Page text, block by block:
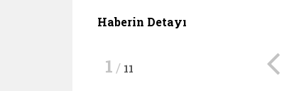
1 / 11
Haberin Detayı
Haberin Detayı